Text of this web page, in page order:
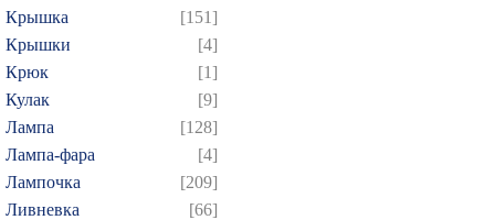
Крышка
[151]
Крышки
[4]
Крюк
[1]
Кулак
[9]
Лампа
[128]
Лампа-фара
[4]
Лампочка
[209]
Ливневка
[66]